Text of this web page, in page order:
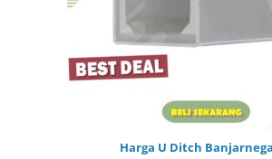
Harga U Ditch